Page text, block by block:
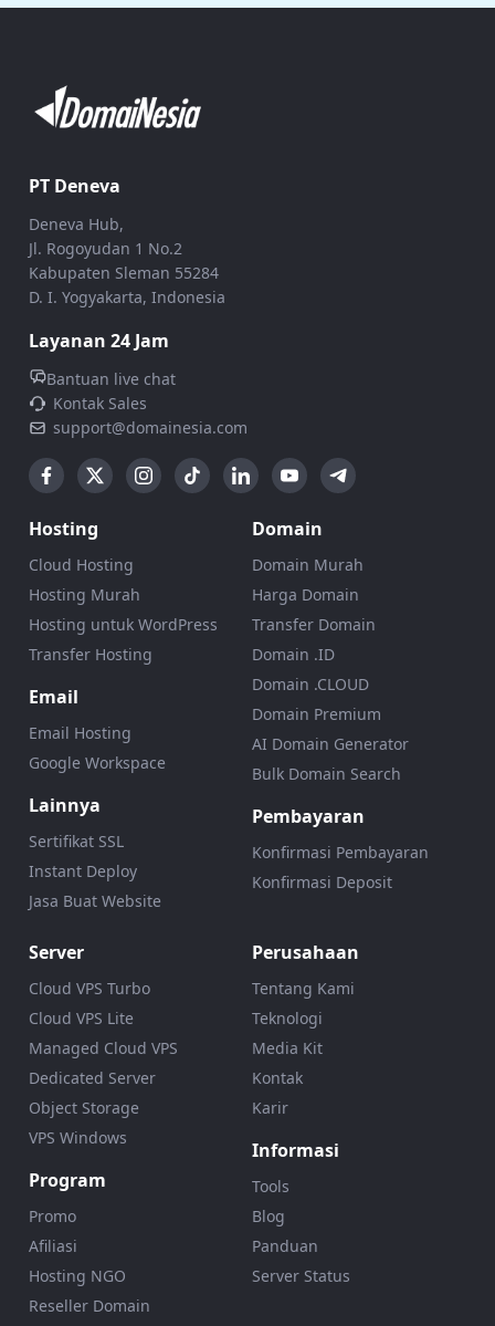
PT Deneva
Deneva Hub,
Jl. Rogoyudan 1 No.2
Kabupaten Sleman 55284
D. I. Yogyakarta, Indonesia
Layanan 24 Jam
Bantuan live chat
Kontak Sales
support@domainesia.com
Hosting
Cloud Hosting
Hosting Murah
Hosting untuk WordPress
Transfer Hosting
Email
Email Hosting
Google Workspace
Lainnya
Sertifikat SSL
Instant Deploy
Jasa Buat Website
Domain
Domain Murah
Harga Domain
Transfer Domain
Domain .ID
Domain .CLOUD
Domain Premium
AI Domain Generator
Bulk Domain Search
Pembayaran
Konfirmasi Pembayaran
Konfirmasi Deposit
Server
Cloud VPS Turbo
Cloud VPS Lite
Managed Cloud VPS
Dedicated Server
Object Storage
VPS Windows
Program
Promo
Afiliasi
Hosting NGO
Reseller Domain
Perusahaan
Tentang Kami
Teknologi
Media Kit
Kontak
Karir
Informasi
Tools
Blog
Panduan
Server Status